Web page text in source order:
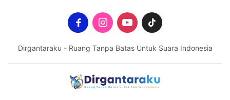
Dirgantaraku - Ruang Tanpa Batas Untuk Suara Indonesia